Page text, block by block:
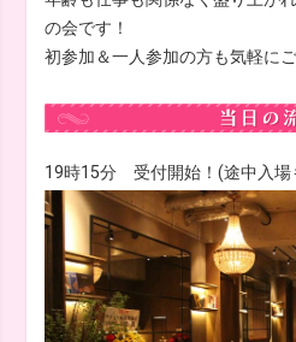
の会です！
初参加＆一人参加の方も気軽に
19時15分 受付開始！(途中入場